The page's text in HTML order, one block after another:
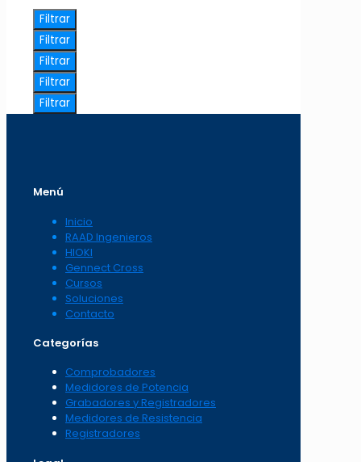
Filtrar
Filtrar
Filtrar
Filtrar
Filtrar
Menú
Inicio
RAAD Ingenieros
HIOKI
Gennect Cross
Cursos
Soluciones
Contacto
Categorías
Comprobadores
Medidores de Potencia
Grabadores y Registradores
Medidores de Resistencia
Registradores